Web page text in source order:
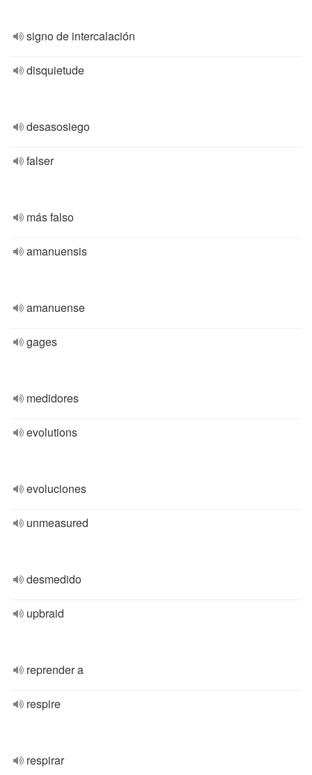
signo de intercalación
disquietude
desasosiego
falser
más falso
amanuensis
amanuense
gages
medidores
evolutions
evoluciones
unmeasured
desmedido
upbraid
reprender a
respire
respirar